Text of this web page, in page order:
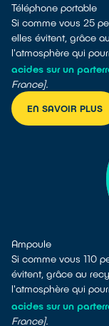
Téléphone portable
Si comme vous 25
elles évitent, grâce
l'atmosphère qui
acides sur un
France].
EN SAVOIR PLUS
Ampoule
Si comme vous 110
évitent, grâce au
l'atmosphère qui
acides sur un
France].